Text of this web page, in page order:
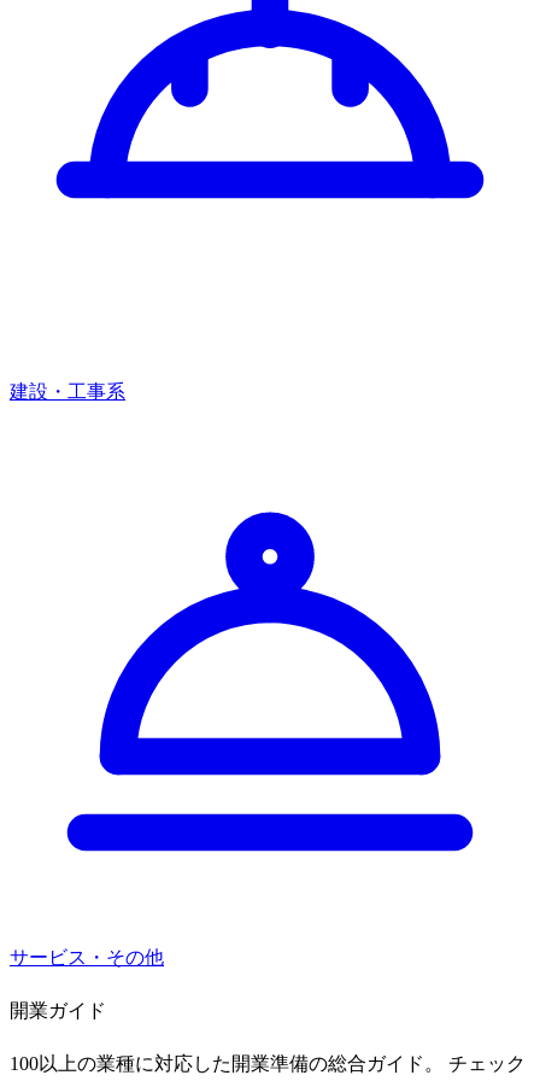
建設・工事系
サービス・その他
開業ガイド
100以上の業種に対応した開業準備の総合ガイド。 チェック